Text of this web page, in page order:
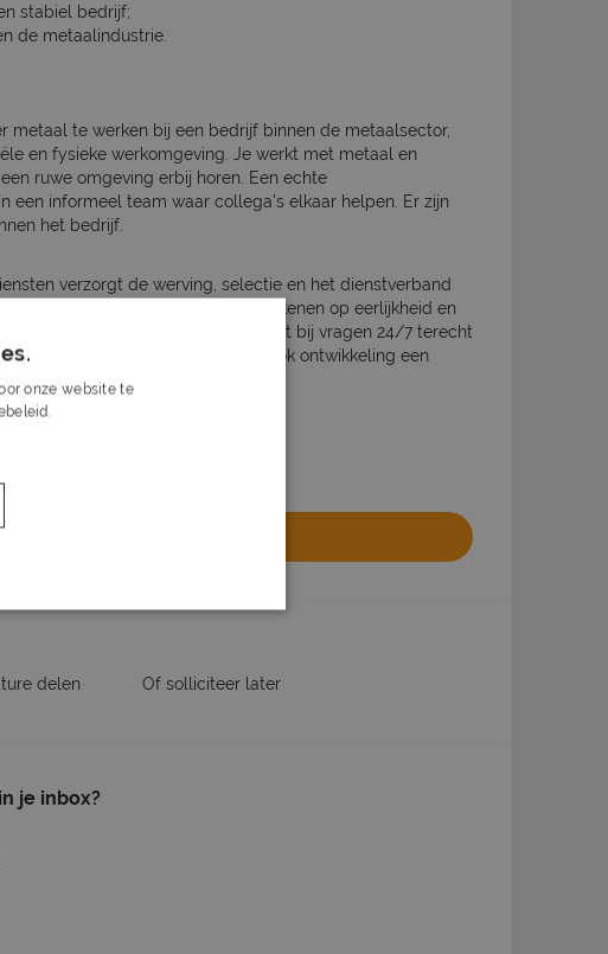
stabiel bedrijf;
de metaalindustrie.
metaal te werken bij een bedrijf binnen de metaalsector,
en fysieke werkomgeving. Je werkt met metaal en
ruwe omgeving erbij horen. Een echte
een informeel team waar collega's elkaar helpen. Er zijn
het bedrijf.
verzorgt de werving, selectie en het dienstverband
gaat. Als je werkt bij GHS kun je rekenen op eerlijkheid en
je salaris en loonstrook en kunt bij vragen 24/7 terecht
we je werk met jou waarbij ook ontwikkeling een
delen Of solliciteer later
je inbox?
onze website te